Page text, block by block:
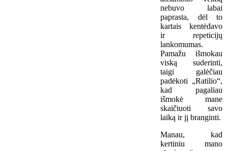
nebuvo labai
paprasta, dėl to
kartais kentėdavo
ir repeticijų
lankomumas.
Pamažu išmokau
viską suderinti,
taigi galėčiau
padėkoti „Ratilio“,
kad pagaliau
išmokė mane
skaičiuoti savo
laiką ir jį branginti.
Manau, kad
kertiniu mano